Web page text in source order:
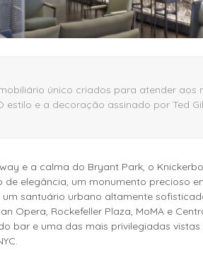
único criados para atender aos
estilo e a decoração assinado por Ted
e a calma do Bryant Park, o
de elegância, um monumento precioso
um santuário urbano altamente
Opera, Rockefeller Plaza, MoMA e
bar e uma das mais privilegiadas